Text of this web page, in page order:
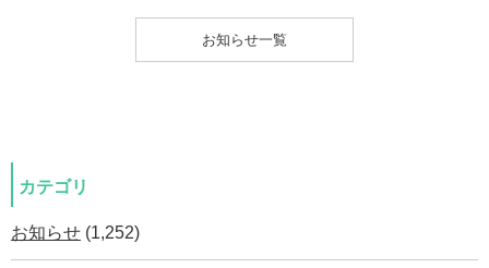
お知らせ一覧
カテゴリ
お知らせ (1,252)